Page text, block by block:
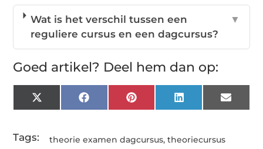
Wat is het verschil tussen een
reguliere cursus en een dagcursus?
▼
Goed artikel? Deel hem dan op:
X
(Twitter)
FacebookPinterestLinkedInEmail
Tags: theorie examen dagcursus, theoriecursus